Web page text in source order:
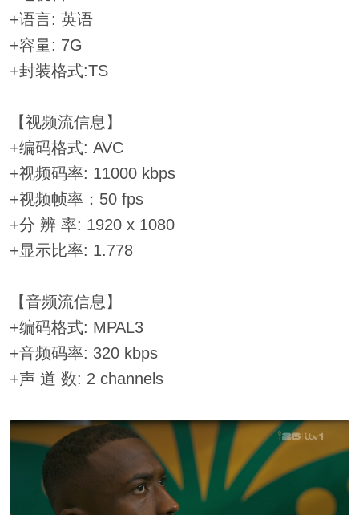
+语言: 英语
+容量: 7G
+封装格式:TS
【视频流信息】
+编码格式: AVC
+视频码率: 11000 kbps
+视频帧率：50 fps
+分 辨 率: 1920 x 1080
+显示比率: 1.778
【音频流信息】
+编码格式: MPAL3
+音频码率: 320 kbps
+声 道 数: 2 channels